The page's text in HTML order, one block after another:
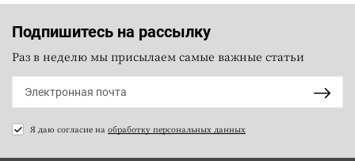
Подпишитесь на рассылку
Раз в неделю мы присылаем самые важные статьи
Я даю согласие на обработку персональных данных